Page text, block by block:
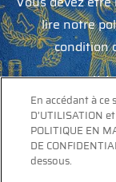
lire notre
condition
En accédant à ce
D’UTILISATION
POLITIQUE EN
DE
dessous.